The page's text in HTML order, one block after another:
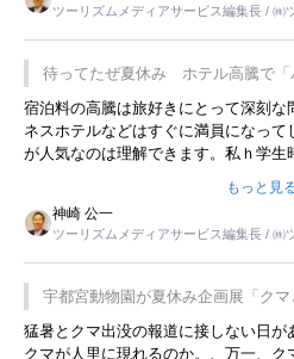
ツーリズムメディアサービス編集長 / ㈱
待ってたぜ夏休み ホテル高騰で「
宿泊料の高騰は旅好きにとって深刻な
ネスホテルなどはすぐに満員になっ
が人気なのは理解できます。私ｈ学
をした時は、移動はグレイハウンドバ
用してホテル代を浮かせていました。
す。若い人が夜行バスで京都に行った
が残らないのかなと思ってしまいます。
もっと見
神崎 公一
ツーリズムメディアサービス編集長 / ㈱
宇都宮動物園が夏休み企画展「ク
開催
猛暑とクマ出没の報道に接しない日が
クマが人里に現れるのか。、万一、